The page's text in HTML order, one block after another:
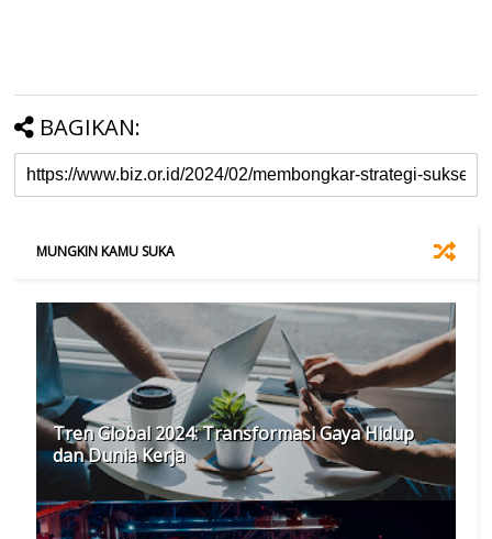
BAGIKAN:
MUNGKIN KAMU SUKA
Tren Global 2024: Transformasi Gaya Hidup
dan Dunia Kerja